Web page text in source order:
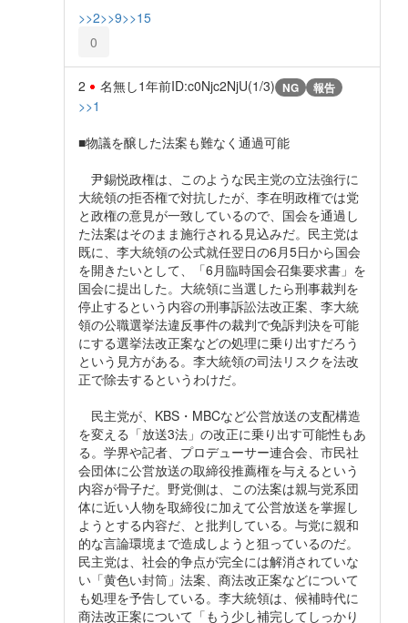
>>2>>9>>15
0
2 名無し1年前ID:c0Njc2NjU(1/3) NG 報告
>>1
■物議を醸した法案も難なく通過可能
尹錫悦政権は、このような民主党の立法強行に
大統領の拒否権で対抗したが、李在明政権では党
と政権の意見が一致しているので、国会を通過し
た法案はそのまま施行される見込みだ。民主党は
既に、李大統領の公式就任翌日の6月5日から国会
を開きたいとして、「6月臨時国会召集要求書」を
国会に提出した。大統領に当選したら刑事裁判を
停止するという内容の刑事訴訟法改正案、李大統
領の公職選挙法違反事件の裁判で免訴判決を可能
にする選挙法改正案などの処理に乗り出すだろう
という見方がある。李大統領の司法リスクを法改
正で除去するというわけだ。
民主党が、KBS・MBCなど公営放送の支配構造
を変える「放送3法」の改正に乗り出す可能性もあ
る。学界や記者、プロデューサー連合会、市民社
会団体に公営放送の取締役推薦権を与えるという
内容が骨子だ。野党側は、この法案は親与党系団
体に近い人物を取締役に加えて公営放送を掌握し
ようとする内容だ、と批判している。与党に親和
的な言論環境まで造成しようと狙っているのだ。
民主党は、社会的争点が完全には解消されていな
い「黄色い封筒」法案、商法改正案などについて
も処理を予告している。李大統領は、候補時代に
商法改正案について「もう少し補完してしっかり